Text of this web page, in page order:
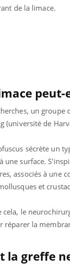
de la limace.
un
(université de
sécrète un
une surface.
associés à une
et
cela, le
réparer la
la greffe